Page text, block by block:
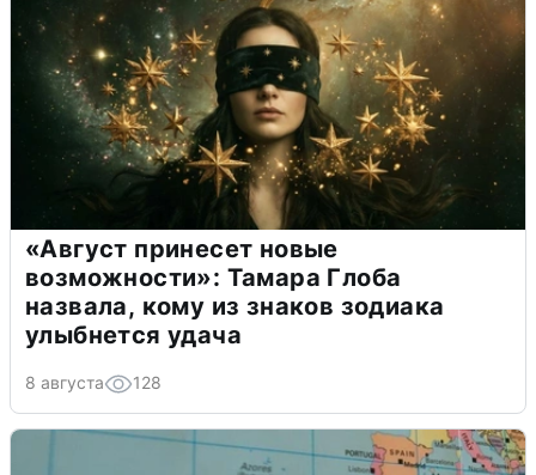
«Август принесет новые
возможности»: Тамара Глоба
назвала, кому из знаков зодиака
улыбнется удача
8 августа 128